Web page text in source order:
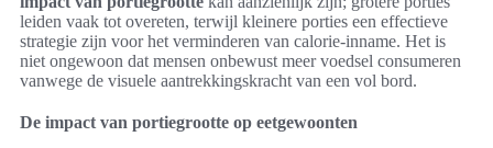
leiden vaak tot overeten, terwijl kleinere porties een effectieve
strategie zijn voor het verminderen van calorie-inname. Het is
niet ongewoon dat mensen onbewust meer voedsel consumeren
vanwege de visuele aantrekkingskracht van een vol bord.
De impact van portiegrootte op eetgewoonten